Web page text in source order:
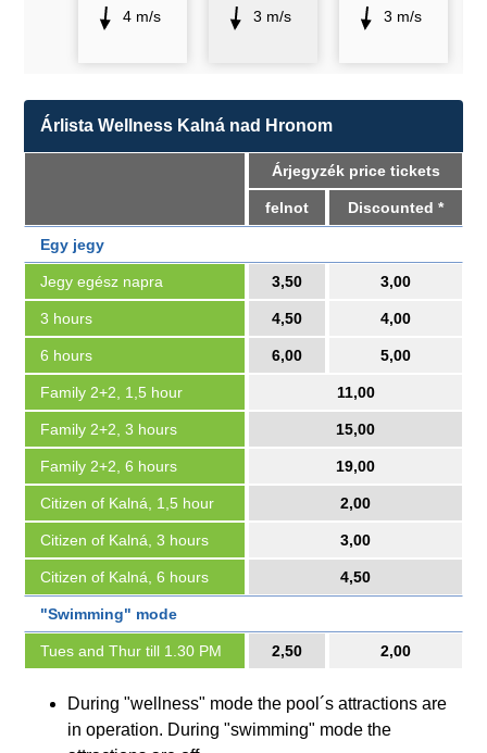
4 m/s 3 m/s 3 m/s
Árlista Wellness Kalná nad Hronom
Árjegyzék price tickets
felnot Discounted *
Egy jegy
Jegy egész napra 3,50 3,00
3 hours 4,50 4,00
6 hours 6,00 5,00
Family 2+2, 1,5 hour 11,00
Family 2+2, 3 hours 15,00
Family 2+2, 6 hours 19,00
Citizen of Kalná, 1,5 hour 2,00
Citizen of Kalná, 3 hours 3,00
Citizen of Kalná, 6 hours 4,50
"Swimming" mode
Tues and Thur till 1.30 PM 2,50 2,00
During "wellness" mode the pool´s attractions are
in operation. During "swimming" mode the